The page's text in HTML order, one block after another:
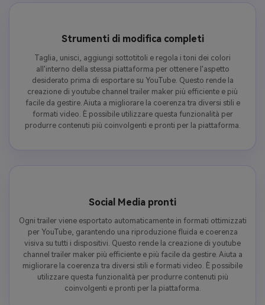
Strumenti di modifica completi
Taglia, unisci, aggiungi sottotitoli e regola i toni dei colori
all'interno della stessa piattaforma per ottenere l'aspetto
desiderato prima di esportare su YouTube. Questo rende la
creazione di youtube channel trailer maker più efficiente e più
facile da gestire. Aiuta a migliorare la coerenza tra diversi stili e
formati video. È possibile utilizzare questa funzionalità per
produrre contenuti più coinvolgenti e pronti per la piattaforma.
Social Media pronti
Ogni trailer viene esportato automaticamente in formati ottimizzati
per YouTube, garantendo una riproduzione fluida e coerenza
visiva su tutti i dispositivi. Questo rende la creazione di youtube
channel trailer maker più efficiente e più facile da gestire. Aiuta a
migliorare la coerenza tra diversi stili e formati video. È possibile
utilizzare questa funzionalità per produrre contenuti più
coinvolgenti e pronti per la piattaforma.